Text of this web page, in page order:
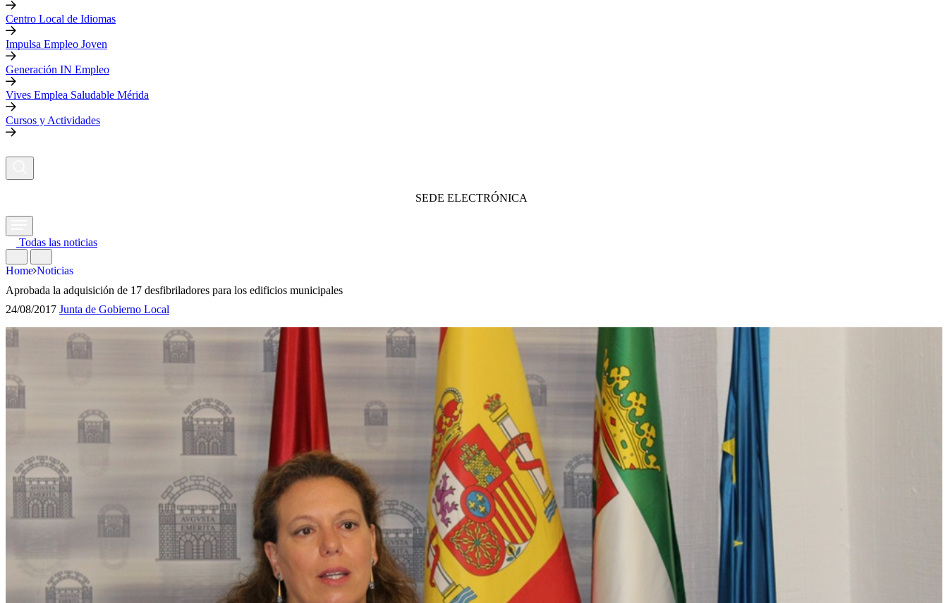
Centro Local de Idiomas
Impulsa Empleo Joven
Generación IN Empleo
Vives Emplea Saludable Mérida
Cursos y Actividades
SEDE ELECTRÓNICA
Todas las noticias
Home Noticias
Aprobada la adquisición de 17 desfibriladores para los edificios municipales
24/08/2017 Junta de Gobierno Local